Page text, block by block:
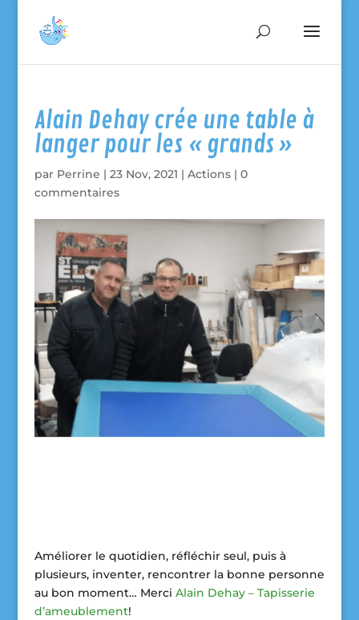
Alain Dehay crée une table à
langer pour les « grands »
par Perrine | 23 Nov, 2021 | Actions| 0
commentaires
Améliorer le quotidien, réfléchir seul, puis à
plusieurs, inventer, rencontrer la bonne personne
au bon moment… Merci Alain Dehay – Tapisserie
d’ameublement!